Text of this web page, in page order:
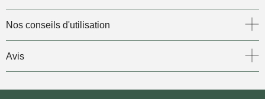
Nos conseils d'utilisation
Avis